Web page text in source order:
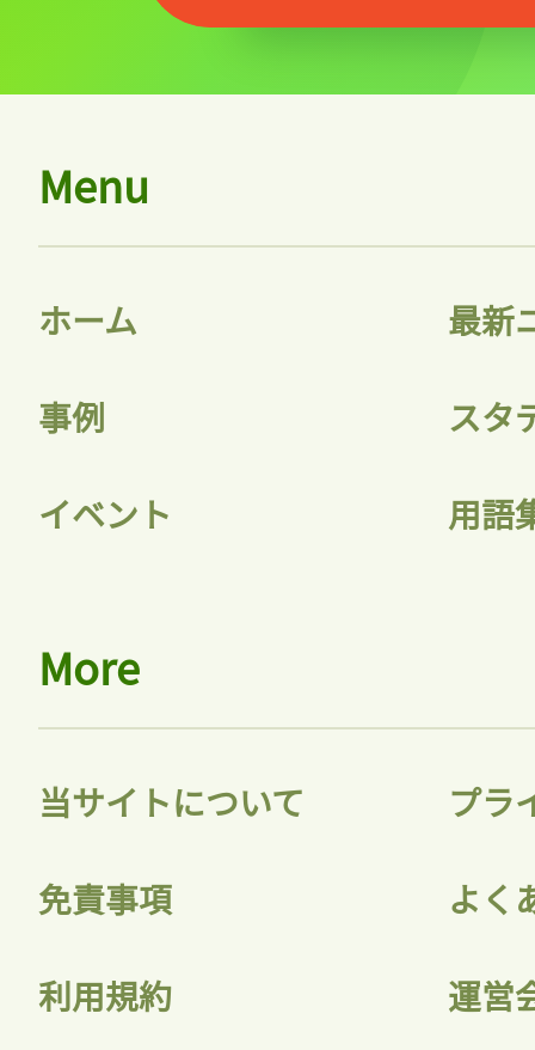
Menu
ホーム 最新
事例 スタ
イベント 用語
More
当サイトについて プラ
免責事項 よく
利用規約 運営